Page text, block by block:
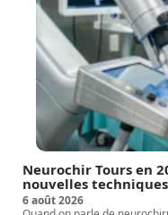
Neurochir Tours en
nouvelles techniques
6 août 2026